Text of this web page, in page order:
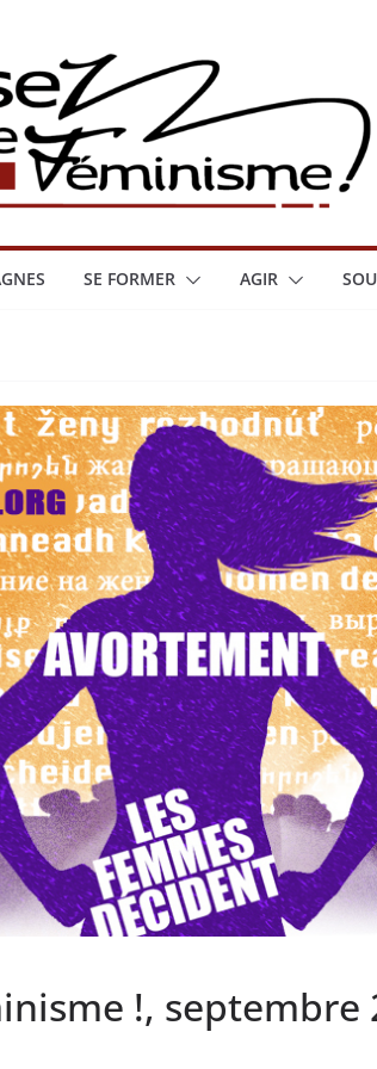
SE FORMER AGIR
!, septembre